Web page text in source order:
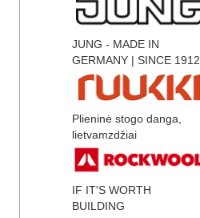
JUNG - MADE IN
GERMANY | SINCE 1912
Plieninė stogo danga,
lietvamzdžiai
IF IT'S WORTH
BUILDING